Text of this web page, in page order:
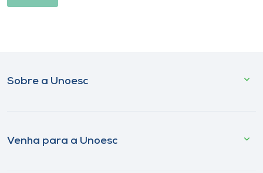
Sobre a Unoesc
Venha para a Unoesc